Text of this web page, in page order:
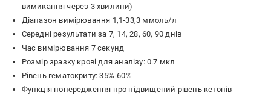
вимикання через 3 хвилини)
Діапазон вимірювання 1,1-33,3 ммоль/л
Середні результати за 7, 14, 28, 60, 90 днів
Час вимірювання 7 секунд
Розмір зразку крові для аналізу: 0.7 мкл
Рівень гематокриту: 35%-60%
Функція попередження про підвищений рівень кетонів